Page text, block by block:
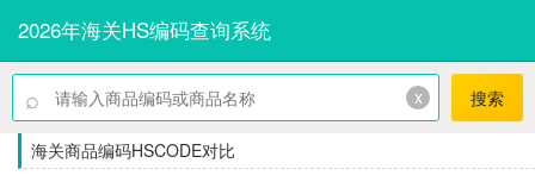
2026年海关HS编码查询系统
⌕ x 搜索
海关商品编码HSCODE对比